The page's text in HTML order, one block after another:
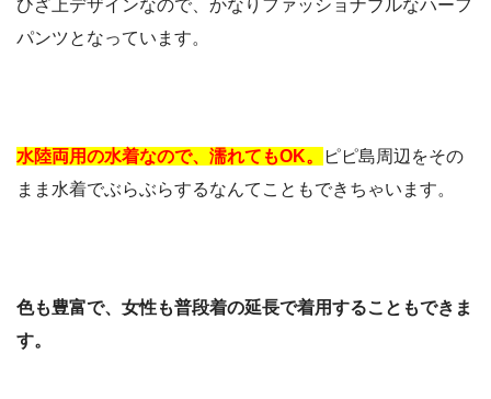
ひざ上デザインなので、かなりファッショナブルなハーフ
パンツとなっています。
水陸両用の水着なので、濡れてもOK。
ピピ島周辺をその
まま水着でぶらぶらするなんてこともできちゃいます。
色も豊富で、女性も普段着の延長で着用することもできま
す。